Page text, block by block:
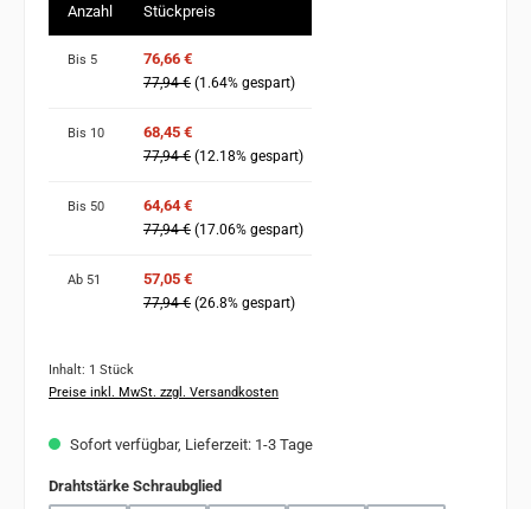
Anzahl Stückpreis
Bis 5 76,66 €
77,94 € (1.64% gespart)
Bis 10 68,45 €
77,94 € (12.18% gespart)
Bis 50 64,64 €
77,94 € (17.06% gespart)
Ab 51 57,05 €
77,94 € (26.8% gespart)
Inhalt: 1 Stück
Preise inkl. MwSt. zzgl. Versandkosten
Sofort verfügbar, Lieferzeit: 1-3 Tage
Drahtstärke Schraubgliedauswählen